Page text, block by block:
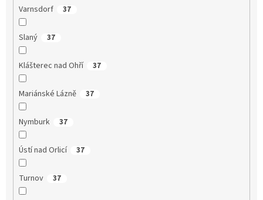
Varnsdorf 37
Slaný 37
Klášterec nad Ohří 37
Mariánské Lázně 37
Nymburk 37
Ústí nad Orlicí 37
Turnov 37